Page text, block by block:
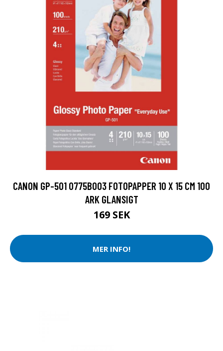
CANON GP-501 0775B003 FOTOPAPPER 10 X 15 CM 100
ARK GLANSIGT
169 SEK
MER INFO!